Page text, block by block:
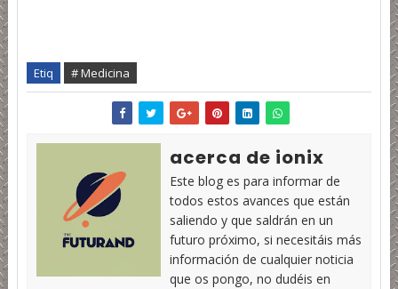
Etiq # Medicina
acerca de ionix
Este blog es para informar de
todos estos avances que están
saliendo y que saldrán en un
futuro próximo, si necesitáis más
información de cualquier noticia
que os pongo, no dudéis en